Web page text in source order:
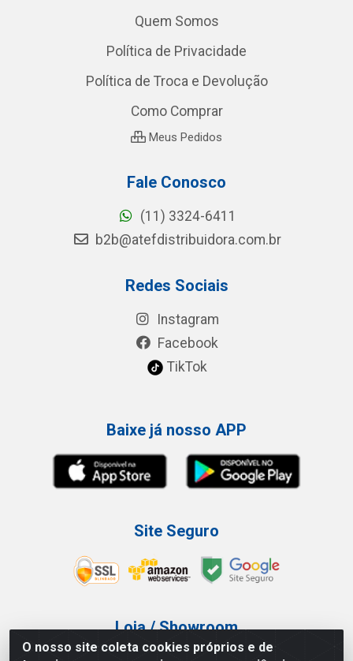
O nosso site coleta cookies próprios e de
Quem Somos
Política de Privacidade
Política de Troca e Devolução
Como Comprar
Meus Pedidos
Fale Conosco
(11) 3324-6411
b2b@atefdistribuidora.com.br
Redes Sociais
Instagram
Facebook
TikTok
Baixe já nosso APP
Site Seguro
Loja / Showroom
Tel.: (11) 3227-0546